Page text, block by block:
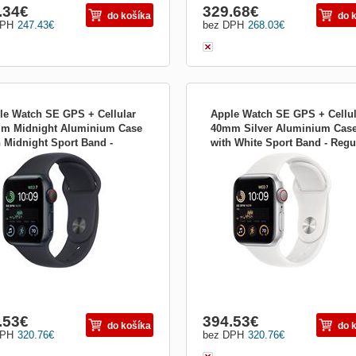
247.43€
€ do košíka
268.03€
bez DPH
329.68€ do
Watch SE GPS + Cellular
Midnight Aluminium Case
Midnight Sport Band -
mnpl3cs/a
Watch SE GPS + Cellular 40 mm;
chytré hodinky Apple Watch SE
1,57&quot; dotykový displej s
IonX sklíčkem. Samotné
pak je vyrobeno z hliníku , což
odolnost...
320.76€
€ do košíka
Apple Watch SE GPS +
40mm Silver Aluminium
with White Sport Band -
mnpp3cs/a
Apple Watch SE GPS + Cellular 40
Sportovní chytré hodinky Apple Watch
nabízí 1,57&quot; dotykový displej s
tvrzeným IonX sklíčkem. Samotné
pouzdro pak je vyrobeno z hliníku ,
zaručí odolnost...
320.76€
bez DPH
394.53€ do